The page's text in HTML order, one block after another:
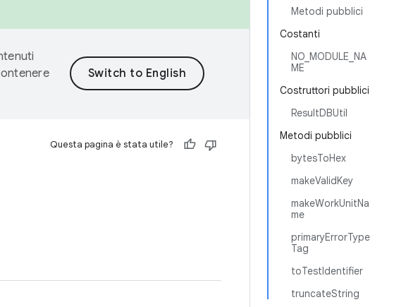
Metodi pubblici
Costanti
NO_MODULE_NA
ME
Costruttori pubblici
ResultDBUtil
Metodi pubblici
bytesToHex
makeValidKey
makeWorkUnitNa
me
primaryErrorType
Tag
toTestIdentifier
truncateString
Questa pagina è stata utile?